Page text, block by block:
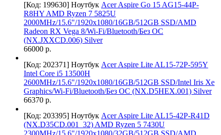
[Код: 199630] Ноутбук Acer Aspire Go 15 AG15-44P-
R8HY AMD Ryzen 7 5825U
2000MHz/15.6"/1920x1080/16GB/512GB SSD/AMD
Radeon RX Vega 8/Wi-Fi/Bluetooth/Без ОС
(NX.JXXCD.006) Silver
66000 р.
[Код: 202371] Ноутбук Acer Aspire Lite AL15-72P-595Y
Intel Core i5 13500H
2600MHz/15.6"/1920x1080/16GB/512GB SSD/Intel Iris Xe
Graphics/Wi-Fi/Bluetooth/Без ОС (NX.D5HEX.001) Silver
66370 р.
[Код: 203395] Ноутбук Acer Aspire Lite AL15-42P-R41D
(NX.D35CD.001_32) AMD Ryzen 5 7430U